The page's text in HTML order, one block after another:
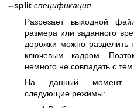
--split спецификация
Разрезает выходной
размера или заданного
дорожки можно разделить
ключевым кадром.
немного не совпадать с
На данный момент
следующие режимы: